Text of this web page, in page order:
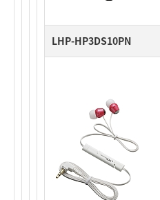
LHP-HP3DS10PN